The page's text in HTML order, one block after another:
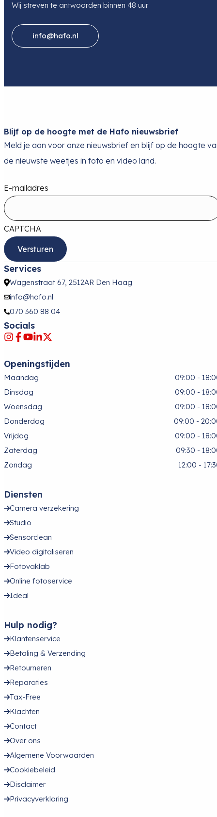
Wij streven te antwoorden binnen 48 uur
info@hafo.nl
Blijf op de hoogte met de Hafo nieuwsbrief
Meld je aan voor onze nieuwsbrief en blijf op de hoogte
de nieuwste weetjes in foto en video land.
E-mailadres
CAPTCHA
Services
Wagenstraat 67, 2512AR Den Haag
info@hafo.nl
070 360 88 04
Socials
Openingstijden
Maandag
09:00 -
Dinsdag
09:00 -
Woensdag
09:00 -
Donderdag
09:00 -
Vrijdag
09:00 -
Zaterdag
09:30 -
Zondag
12:00 -
Diensten
Camera verzekering
Studio
Sensorclean
Video digitaliseren
Fotovaklab
Online fotoservice
Ideal
Hulp nodig?
Klantenservice
Betaling & Verzending
Retourneren
Reparaties
Tax-Free
Klachten
Contact
Over ons
Algemene Voorwaarden
Cookiebeleid
Disclaimer
Privacyverklaring